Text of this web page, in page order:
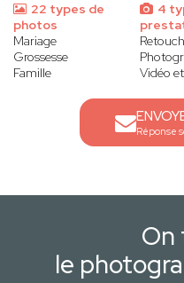
22 types de
photos
Mariage
Grossesse
Famille
4
Vidéo
Réponse
On
le